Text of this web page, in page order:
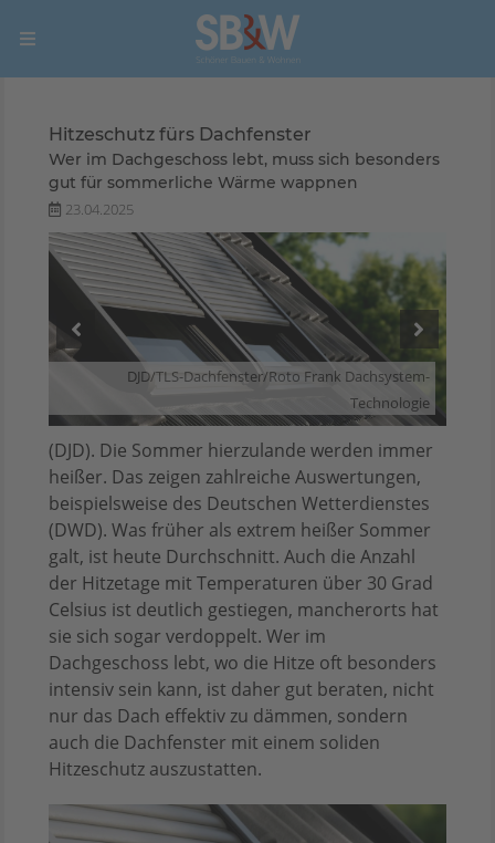
Hitzeschutz fürs Dachfenster
Wer im Dachgeschoss lebt, muss sich besonders
gut für sommerliche Wärme wappnen
23.04.2025
DJD/TLS-Dachfenster/Roto Frank Dachsystem-
Technologie
(DJD). Die Sommer hierzulande werden immer
heißer. Das zeigen zahlreiche Auswertungen,
beispielsweise des Deutschen Wetterdienstes
(DWD). Was früher als extrem heißer Sommer
galt, ist heute Durchschnitt. Auch die Anzahl
der Hitzetage mit Temperaturen über 30 Grad
Celsius ist deutlich gestiegen, mancherorts hat
sie sich sogar verdoppelt. Wer im
Dachgeschoss lebt, wo die Hitze oft besonders
intensiv sein kann, ist daher gut beraten, nicht
nur das Dach effektiv zu dämmen, sondern
auch die Dachfenster mit einem soliden
Hitzeschutz auszustatten.